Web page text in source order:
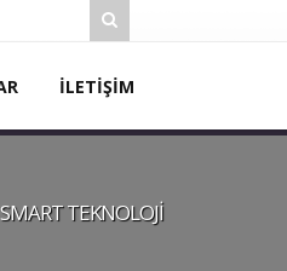
İLETİŞİM
TEKNOLOJİ